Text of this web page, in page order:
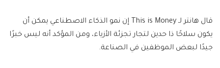
قال هانتر لـ This is Money إن نمو الذكاء الاصطناعي يمكن أن
يكون سلاحًا ذا حدين لتجار تجزئة الأزياء، ومن المؤكد أنه ليس خبرًا
جيدًا لبعض الموظفين في الصناعة.